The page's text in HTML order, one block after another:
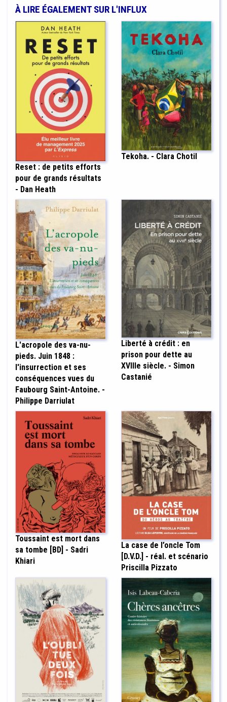
À LIRE ÉGALEMENT SUR L'INFLUX
Reset : de petits efforts
pour de grands résultats
- Dan Heath
Tekoha. - Clara Chotil
L'acropole des va-nu-
pieds. Juin 1848 :
l'insurrection et ses
conséquences vues du
Faubourg Saint-Antoine. -
Philippe Darriulat
Liberté à crédit : en
prison pour dette au
XVIIIe siècle. - Simon
Castanié
Toussaint est mort dans
sa tombe [BD] - Sadri
Khiari
La case de l’oncle Tom
[D.V.D.] - réal. et scénario
Priscilla Pizzato